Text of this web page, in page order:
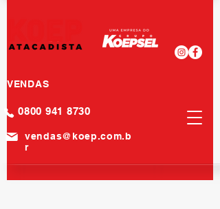
vendas@koep.com.b
r
0800 941 8730
VENDAS